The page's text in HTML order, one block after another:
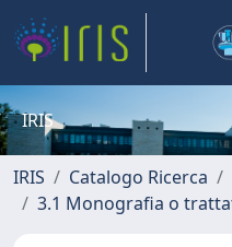
IRIS
IRIS Catalogo Ricerca
3.1 Monografia o